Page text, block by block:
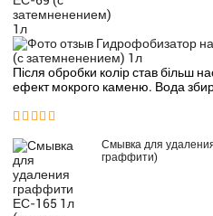
Після обробки колір став більш
ефект мокрого каменю. Вода


Смывка для
граффити)